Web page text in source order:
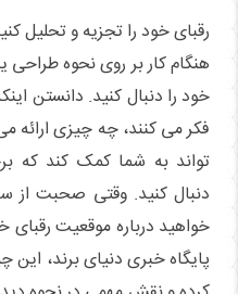
رقبای خود را تجزیه و تحلیل
هنگام کار بر روی نحوه
خود را دنبال کنید. دانستن
فکر می کنند، چه چیزی ارائه
تواند به شما کمک کند که
دنبال کنید. وقتی صحبت از
خواهید درباره موقعیت رقبای
پایگاه خبری دنیای برند،